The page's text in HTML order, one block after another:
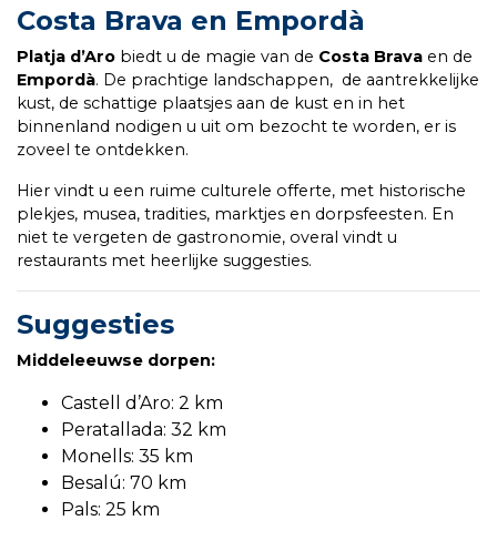
Costa Brava en Empordà
Platja d’Aro biedt u de magie van de Costa Brava en de
Empordà. De prachtige landschappen, de aantrekkelijke
kust, de schattige plaatsjes aan de kust en in het
binnenland nodigen u uit om bezocht te worden, er is
zoveel te ontdekken.
Hier vindt u een ruime culturele offerte, met historische
plekjes, musea, tradities, marktjes en dorpsfeesten. En
niet te vergeten de gastronomie, overal vindt u
restaurants met heerlijke suggesties.
Suggesties
Middeleeuwse dorpen:
Castell d’Aro: 2 km
Peratallada: 32 km
Monells: 35 km
Besalú: 70 km
Pals: 25 km